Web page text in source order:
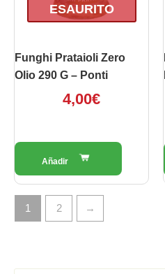
ESAURITO
Funghi Prataioli Zero
Olio 290 G – Ponti
4,00€
1 2 →